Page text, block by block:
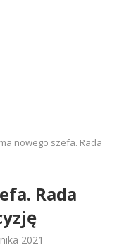
nowego szefa. Rada
Rada
2021